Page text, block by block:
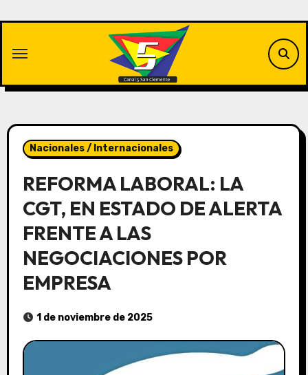
contenido
Nacionales / Internacionales
REFORMA LABORAL: LA
CGT, EN ESTADO DE ALERTA
FRENTE A LAS
NEGOCIACIONES POR
EMPRESA
1 de noviembre de 2025